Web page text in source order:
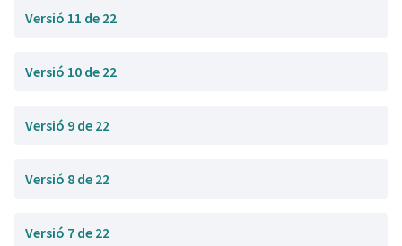
Versió 11 de 22
Versió 10 de 22
Versió 9 de 22
Versió 8 de 22
Versió 7 de 22